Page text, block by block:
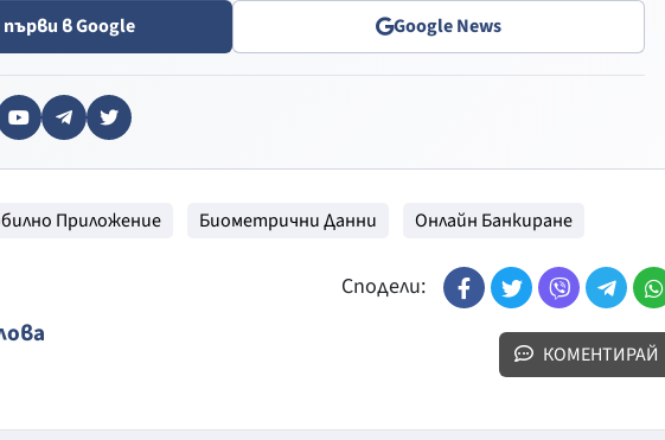
в Google Google News
Приложение Биометрични Данни Онлайн Банкиране
Сподели:
КОМЕНТИРАЙ